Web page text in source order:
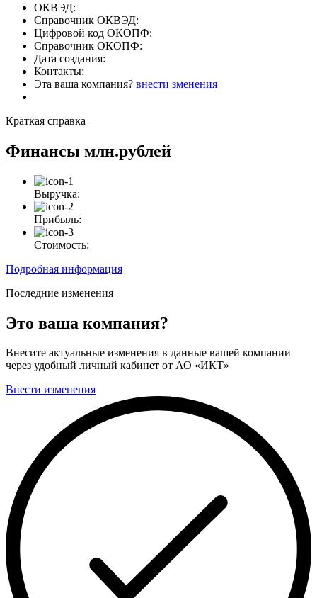
ОКВЭД:
Справочник ОКВЭД:
Цифровой код ОКОПФ:
Справочник ОКОПФ:
Дата создания:
Контакты:
Эта ваша компания? внести зменения
Краткая справка
Финансы млн.рублей
Выручка:
Прибыль:
Стоимость:
Подробная информация
Последние изменения
Это ваша компания?
Внесите актуальные изменения в данные вашей компании
через удобный личный кабинет от АО «ИКТ»
Внести изменения